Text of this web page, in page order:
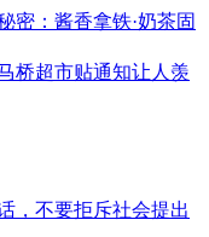
密：酱香拿铁·奶茶固
桥超市贴通知让人羡